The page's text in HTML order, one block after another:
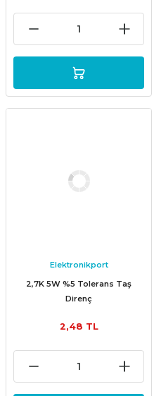
Elektronikport
2,7K 5W %5 Tolerans Taş
Direnç
2,48 TL